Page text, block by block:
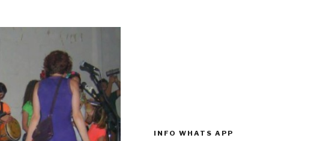
INFO WHATS APP